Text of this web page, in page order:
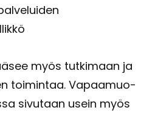
myös tut­ki­maan ja
toi­min­taa. Va­paa­muo­
si­vu­taan usein myös